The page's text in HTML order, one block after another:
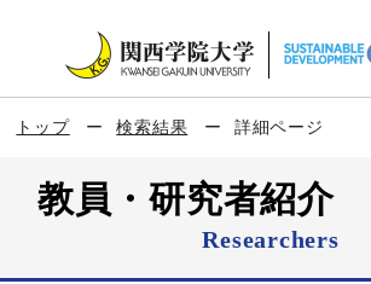
トップ 検索結果 詳細ページ
教員・研究者紹介
Researchers